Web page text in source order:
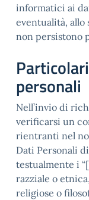
informatici ai
eventualità,
non persistono
personali
Nell’invio di
verificarsi un
rientranti nel
Dati Personali
testualmente i
razziale o
religiose o